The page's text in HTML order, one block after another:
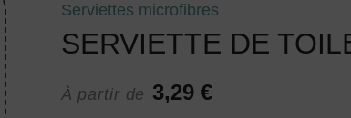
Serviettes microfibres
SERVIETTE DE
À partir de 3,29 €